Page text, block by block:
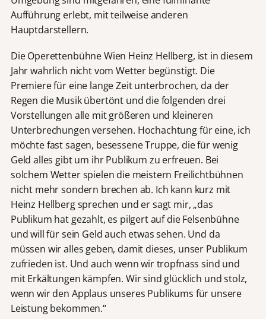
Aufführung erlebt, mit teilweise anderen
Hauptdarstellern.
Die Operettenbühne Wien Heinz Hellberg, ist in diesem
Jahr wahrlich nicht vom Wetter begünstigt. Die
Premiere für eine lange Zeit unterbrochen, da der
Regen die Musik übertönt und die folgenden drei
Vorstellungen alle mit größeren und kleineren
Unterbrechungen versehen. Hochachtung für eine, ich
möchte fast sagen, besessene Truppe, die für wenig
Geld alles gibt um ihr Publikum zu erfreuen. Bei
solchem Wetter spielen die meistern Freilichtbühnen
nicht mehr sondern brechen ab. Ich kann kurz mit
Heinz Hellberg sprechen und er sagt mir, „das
Publikum hat gezahlt, es pilgert auf die Felsenbühne
und will für sein Geld auch etwas sehen. Und da
müssen wir alles geben, damit dieses, unser Publikum
zufrieden ist. Und auch wenn wir tropfnass sind und
mit Erkältungen kämpfen. Wir sind glücklich und stolz,
wenn wir den Applaus unseres Publikums für unsere
Leistung bekommen.“